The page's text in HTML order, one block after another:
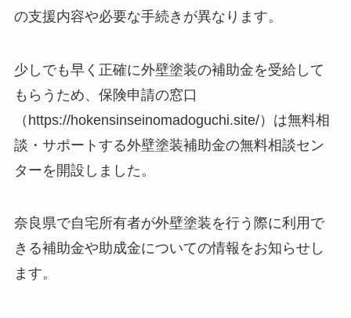
の支援内容や必要な手続きが異なります。
少しでも早く正確に外壁塗装の補助金を受給して
もらうため、保険申請の窓口
（https://hokensinseinomadoguchi.site/）は無料相
談・サポートする外壁塗装補助金の無料相談セン
ターを開設しました。
奈良県で自宅所有者が外壁塗装を行う際に利用で
きる補助金や助成金についての情報をお知らせし
ます。